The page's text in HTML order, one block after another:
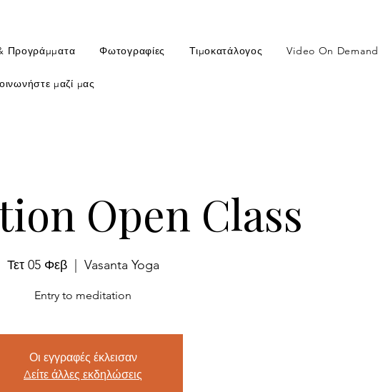
Προγράμματα Φωτογραφίες Τιμοκατάλογος Video On Demand
μαζί μας
Open Class
Τετ 05 Φεβ
  |
Vasanta Yoga
Entry to meditation
Οι εγγραφές έκλεισαν
Δείτε άλλες εκδηλώσεις